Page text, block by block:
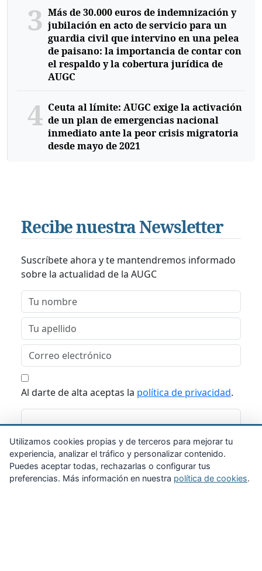
3 Más de 30.000 euros de indemnización y
jubilación en acto de servicio para un
guardia civil que intervino en una pelea
de paisano: la importancia de contar con
el respaldo y la cobertura jurídica de
AUGC
4 Ceuta al límite: AUGC exige la activación
de un plan de emergencias nacional
inmediato ante la peor crisis migratoria
desde mayo de 2021
Recibe nuestra Newsletter
Suscríbete ahora y te mantendremos informado
sobre la actualidad de la AUGC
Al darte de alta aceptas la política de privacidad.
Suscribirme
Utilizamos cookies propias y de terceros para mejorar tu
experiencia, analizar el tráfico y personalizar contenido.
Puedes aceptar todas, rechazarlas o configurar tus
preferencias. Más información en nuestra política de cookies.